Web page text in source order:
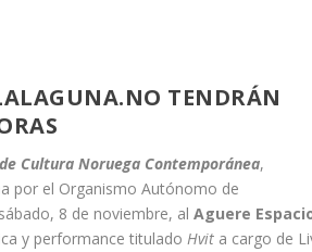
TENDRÁN
Cultura Noruega Contemporánea,
por el Organismo Autónomo de
8 de noviembre, al Aguere
y performance tituladoHvit a cargo de